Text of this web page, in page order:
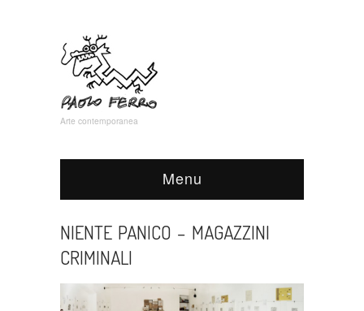
Arte contemporanea
Menu
NIENTE PANICO – MAGAZZINI
CRIMINALI